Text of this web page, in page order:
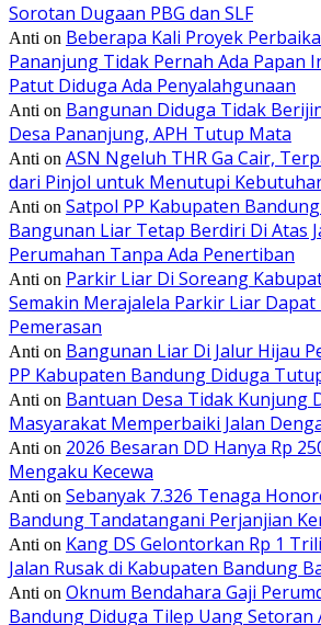
Sorotan Dugaan PBG dan SLF
Anti on Beberapa Kali Proyek
Pananjung Tidak Pernah Ada Papan
Patut Diduga Ada Penyalahgunaan
Anti on Bangunan Diduga Tidak
Desa Pananjung, APH Tutup Mata
Anti on ASN Ngeluh THR Ga Cair,
dari Pinjol untuk Menutupi
Anti on Satpol PP Kabupaten
Bangunan Liar Tetap Berdiri Di Atas
Perumahan Tanpa Ada Penertiban
Anti on Parkir Liar Di Soreang
Semakin Merajalela Parkir Liar Dapat
Pemerasan
Anti on Bangunan Liar Di Jalur Hijau
PP Kabupaten Bandung Diduga
Anti on Bantuan Desa Tidak Kunjung
Masyarakat Memperbaiki Jalan
Anti on 2026 Besaran DD Hanya Rp
Mengaku Kecewa
Anti on Sebanyak 7.326 Tenaga
Bandung Tandatangani Perjanjian
Anti on Kang DS Gelontorkan Rp 1
Jalan Rusak di Kabupaten Bandung
Anti on Oknum Bendahara Gaji
Bandung Diduga Tilep Uang